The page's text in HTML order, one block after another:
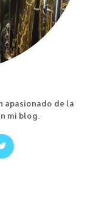
apasionado de la
mi blog.